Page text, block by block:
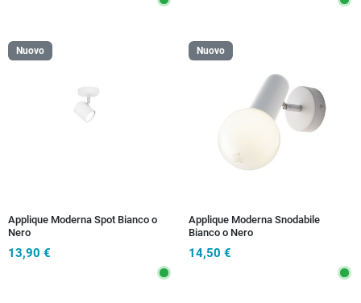
Nuovo
Applique Moderna Spot Bianco o
Nero
13,90 €
Nuovo
Applique Moderna Snodabile
Bianco o Nero
14,50 €